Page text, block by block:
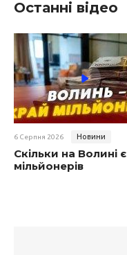
Останні відео
6 Серпня 2026 Новини
Скільки на Волині є
мільйонерів